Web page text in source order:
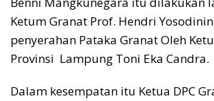
Ketum Granat Prof. Hendri
penyerahan Pataka Granat Oleh
Provinsi Lampung Toni Eka Candra.
Dalam kesempatan itu Ketua DPC